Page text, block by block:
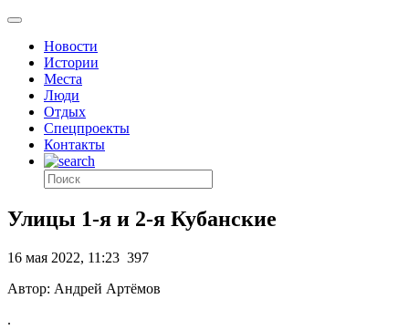
Новости
Истории
Места
Люди
Отдых
Спецпроекты
Контакты
Улицы 1-я и 2-я Кубанские
16 мая 2022, 11:23 397
Автор: Андрей Артёмов
.